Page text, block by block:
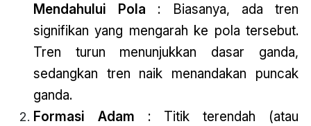
Mendahului Pola : Biasanya, ada tren
signifikan yang mengarah ke pola tersebut.
Tren turun menunjukkan dasar ganda,
sedangkan tren naik menandakan puncak
ganda.
Formasi Adam : Titik terendah (atau